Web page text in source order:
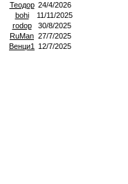
Теодор 24/4/2026
bohi
11/11/2025
rodop
30/8/2025
RuMan 27/7/2025
Венци1
12/7/2025